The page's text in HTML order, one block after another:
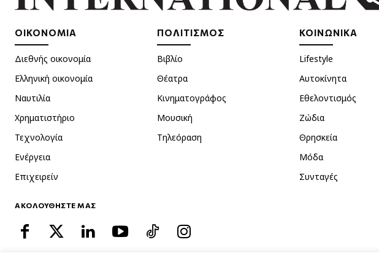
ΟΙΚΟΝΟΜΙΑ
Διεθνής οικονομία
Ελληνική οικονομία
Ναυτιλία
Χρηματιστήριο
Τεχνολογία
Ενέργεια
Επιχειρείν
ΠΟΛΙΤΙΣΜΟΣ
Βιβλίο
Θέατρα
Κινηματογράφος
Μουσική
Τηλεόραση
ΚΟΙΝΩΝΙΚΑ
Lifestyle
Αυτοκίνητα
Εθελοντισμός
Ζώδια
Θρησκεία
Μόδα
Συνταγές
ΑΚΟΛΟΥΘΗΣΤΕ ΜΑΣ